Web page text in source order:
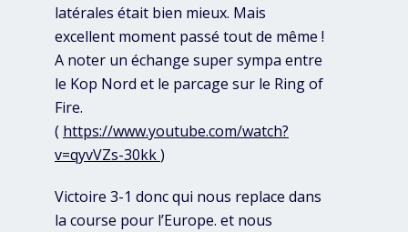
latérales était bien mieux. Mais
excellent moment passé tout de même !
A noter un échange super sympa entre
le Kop Nord et le parcage sur le Ring of
Fire.
( https://www.youtube.com/watch?
v=qyvVZs-30kk)
Victoire 3-1 donc qui nous replace dans
la course pour l’Europe. et nous